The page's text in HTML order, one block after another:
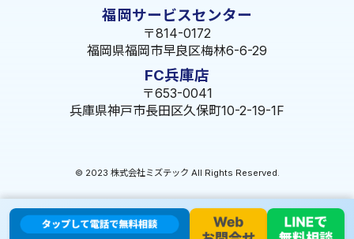
福岡サービスセンター
〒814-0172
福岡県福岡市早良区梅林6-6-29
FC兵庫店
〒653-0041
兵庫県神戸市長田区久保町10-2-19-1F
© 2023 株式会社ミズテック All Rights Reserved.